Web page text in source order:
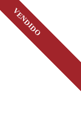
VENDIDO
VENDIDO
VENDIDO
VENDIDO
VENDIDO
VENDIDO